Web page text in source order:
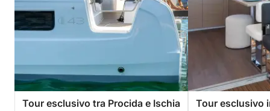
Tour esclusivo tra Procida e Ischia
Tour esclusivo